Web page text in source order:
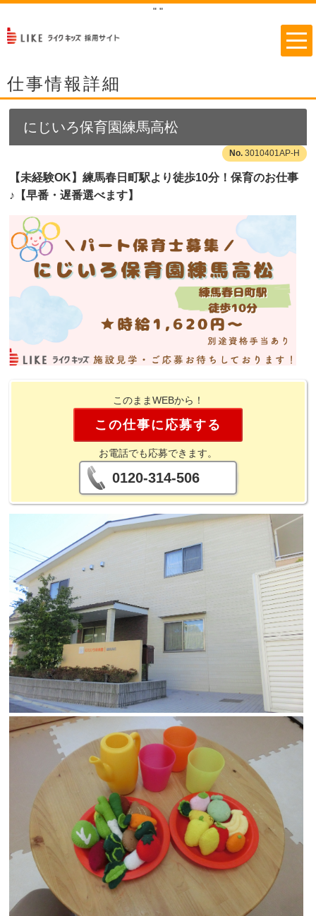
" "
仕事情報詳細
にじいろ保育園練馬高松
3010401AP-H
【未経験OK】練馬春日町駅より徒歩10分！保育のお仕事
♪【早番・遅番選べます】
このままWEBから！
この仕事に応募する
お電話でも応募できます。
0120-314-506